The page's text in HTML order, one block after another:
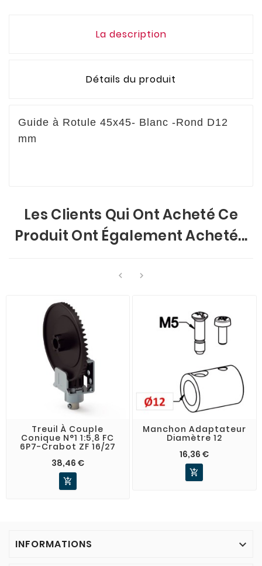
La description
Détails du produit
Guide à Rotule 45x45- Blanc -Rond D12
mm
Les Clients Qui Ont Acheté Ce
Produit Ont Également Acheté...
 
Treuil À Couple
Conique N°1 1:5,8 FC
6P7-Crabot ZF 16/27
38,46 €

Manchon Adaptateur
Diamètre 12
16,36 €

INFORMATIONS 